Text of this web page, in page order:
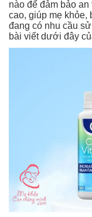
Bé
ngủ
Dành
cho
mẹ
nào để đảm bảo
cao, giúp mẹ khỏe,
đang có nhu cầu
bài viết dưới đây